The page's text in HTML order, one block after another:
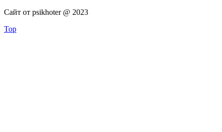
Сайт от psikhoter @ 2023
Top